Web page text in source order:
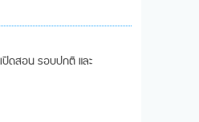
ปิดสอน รอบปกติ และ